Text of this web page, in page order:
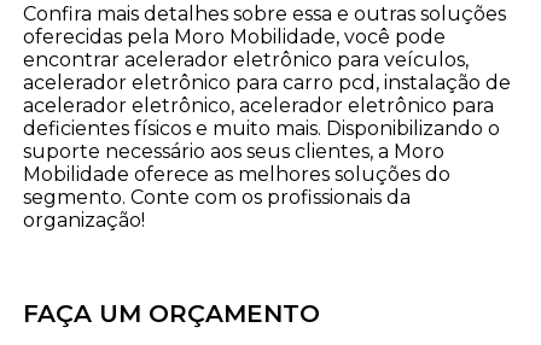
Confira mais detalhes sobre essa e outras soluções
oferecidas pela Moro Mobilidade, você pode
encontrar acelerador eletrônico para veículos,
acelerador eletrônico para carro pcd, instalação de
acelerador eletrônico, acelerador eletrônico para
deficientes físicos e muito mais. Disponibilizando o
suporte necessário aos seus clientes, a Moro
Mobilidade oferece as melhores soluções do
segmento. Conte com os profissionais da
organização!
FAÇA UM ORÇAMENTO